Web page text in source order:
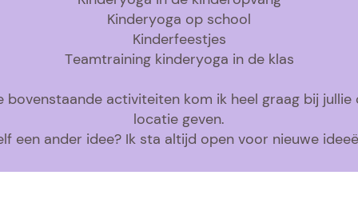
Kinderyoga op school
Kinderfeestjes
Teamtraining kinderyoga in de klas
bovenstaande activiteiten kom ik heel graag bij jullie
locatie geven.
een ander idee? Ik sta altijd open voor nieuwe